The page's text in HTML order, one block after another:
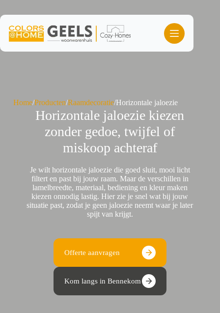
de
inhoud
Home/Producten/Raamdecoratie/Horizontale jaloezie
Horizontale jaloezie kiezen
zonder gedoe, twijfel of
miskoop achteraf
Je wilt horizontale jaloezie die goed sluit, mooi licht
filtert en past bij jouw raam. Maar de verschillen in
lamelbreedte, materiaal, bediening en kleur maken
kiezen onnodig lastig. Hier zie je snel wat bij jouw
situatie past, zodat je geen jaloezie neemt waar je later
spijt van krijgt.
Offerte aanvragen
Kom langs in Bennekom